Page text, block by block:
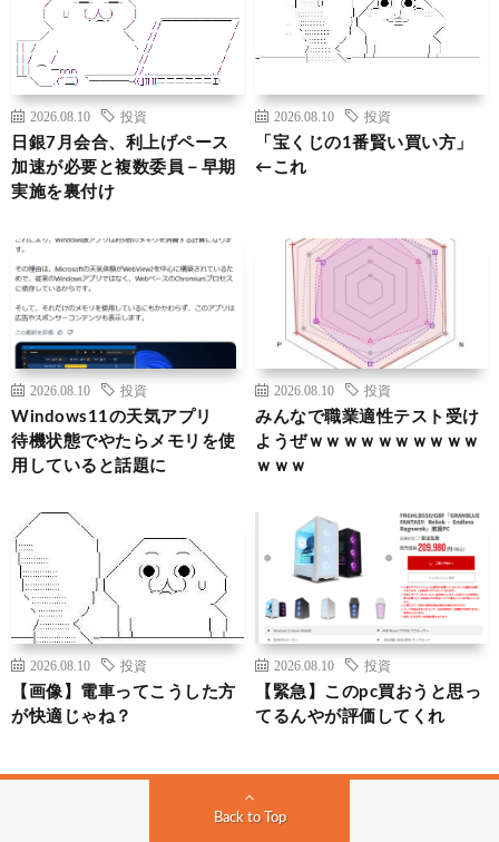
2026.08.10 投資
日銀7月会合、利上げペース
加速が必要と複数委員－早期
実施を裏付け
2026.08.10 投資
「宝くじの1番賢い買い方」
←これ
2026.08.10 投資
Windows11の天気アプリ
待機状態でやたらメモリを使
用していると話題に
2026.08.10 投資
みんなで職業適性テスト受け
ようぜｗｗｗｗｗｗｗｗｗｗ
ｗｗｗ
2026.08.10 投資
【画像】電車ってこうした方
が快適じゃね？
2026.08.10 投資
【緊急】このpc買おうと思っ
てるんやが評価してくれ
Back to Top